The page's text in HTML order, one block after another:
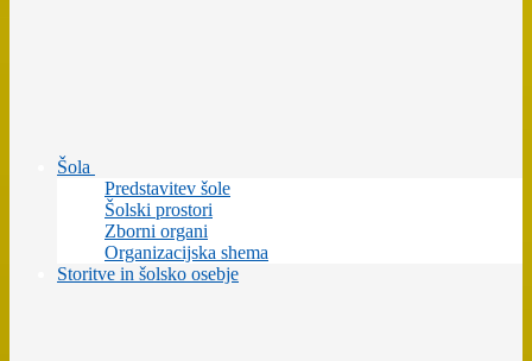
Šola
Predstavitev šole
Šolski prostori
Zborni organi
Organizacijska shema
Storitve in šolsko osebje